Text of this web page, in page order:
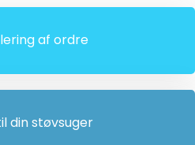
af ordre
din støvsuger